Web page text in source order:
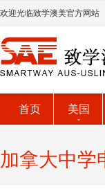
欢迎光临致学澳美官方网站
首页 美国
加拿大中学